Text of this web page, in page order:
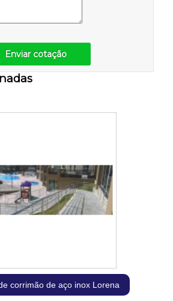
Enviar cotação
corrimão de aço inox Lorena